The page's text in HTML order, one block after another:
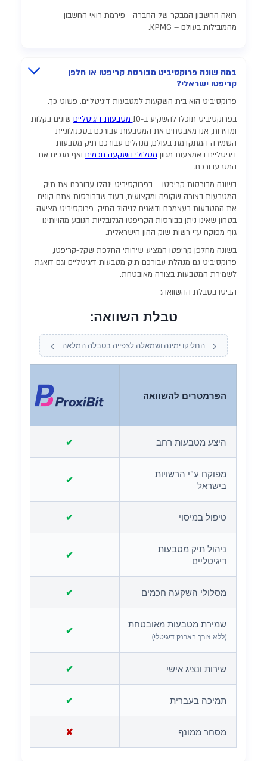
רואה החשבון המבקר של החברה - פירמת רואי החשבון
מהמובילות בעולם – KPMG.
במה שונה פרוקסיביט מבורסת קריפטו או חלפן
קריפטו ישראלי?
פרוקסיביט הוא בית השקעות למטבעות דיגיטליים. פשוט כך.
בפרוקסיביט תוכלו להשקיע ב-10
מטבעות דיגיטליים שונים בקלות
ומהירות, אנו מאבטחים את המטבעות עבורכם בטכנולוגיית
השמירה המתקדמת בעולם, מנהלים עבורכם תיק מטבעות
דיגיטליים באמצעות מגוון מסלולי השקעה חכמים ואף מנכים את
המס עבורכם.
בשונה מבורסות קריפטו – בפרוקסיביט ינהלו עבורכם את תיק
המטבעות בצורה שקופה ומקצועית, בעוד שבבורסות אתם קונים
את המטבעות בעצמכם ודואגים לניהול התיק. פרוקסיביט מציעה
בטחון שאינו ניתן בבורסות הקריפטו הגלובליות הנובע מהויותינו
גוף מפוקח ע"י רשות שוק ההון הישראלית.
בשונה מחלפן קריפטו המציע שירותי החלפת שקל-קריפטו,
פרוקסיביט גם מנהלת עבורכם תיק מטבעות דיגיטליים וגם דואגת
לשמירת המטבעות בצורה מאובטחת.
הביטו בטבלת ההשוואה:
טבלת השוואה:
החליקו ימינה ושמאלה לצפייה בטבלה המלאה
הפרמטרים להשוואה
היצע מטבעות רחב ✔
מפוקח ע"י הרשויות
בישראל
✔
טיפול במיסוי ✔
ניהול תיק מטבעות
דיגיטליים
✔
מסלולי השקעה חכמים ✔
שמירת מטבעות מאובטחת
(ללא צורך בארנק דיגיטלי)
✔
שירות ונציג אישי ✔
תמיכה בעברית ✔
מסחר ממונף ✘